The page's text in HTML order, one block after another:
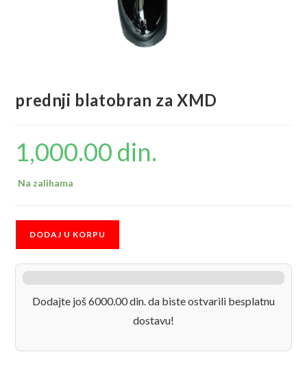
prednji blatobran za XMD
1,000.00 din.
Na zalihama
za
količina
DODAJ U KORPU
Dodajte još 6000.00 din. da biste ostvarili besplatnu
dostavu!